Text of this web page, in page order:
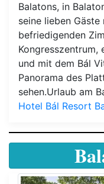
Balatons, in
seine lieben
befriedigenden
Kongresszentrum,
und mit dem Bál
Panorama des
sehen.Urlaub am
Hotel Bál Resort